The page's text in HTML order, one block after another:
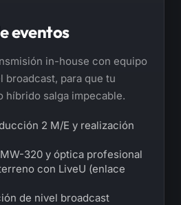
eventos
in-house con equipo
broadcast, para que tu
híbrido salga impecable.
2 M/E y realización
320 y óptica profesional
con LiveU (enlace
de nivel broadcast